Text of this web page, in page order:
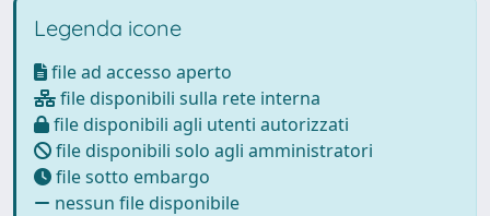
Legenda icone
file ad accesso aperto
file disponibili sulla rete interna
file disponibili agli utenti autorizzati
file disponibili solo agli amministratori
file sotto embargo
nessun file disponibile